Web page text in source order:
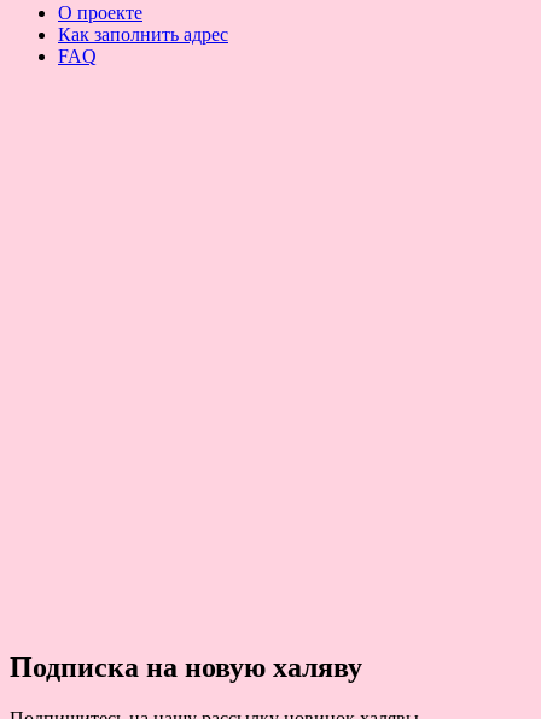
О проекте
Как заполнить адрес
FAQ
Подписка на новую халяву